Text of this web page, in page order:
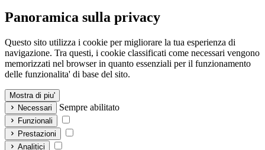
Panoramica sulla privacy
Questo sito utilizza i cookie per migliorare la tua esperienza di
navigazione. Tra questi, i cookie classificati come necessari vengono
memorizzati nel browser in quanto essenziali per il funzionamento
delle funzionalita' di base del sito.
Mostra di piu'
Necessari
Sempre abilitato
Funzionali
Prestazioni
Analitici